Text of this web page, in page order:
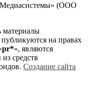
Медиасистемы» (ООО
материалы
публикуются на правах
рr*», являются
средств
Создание сайта